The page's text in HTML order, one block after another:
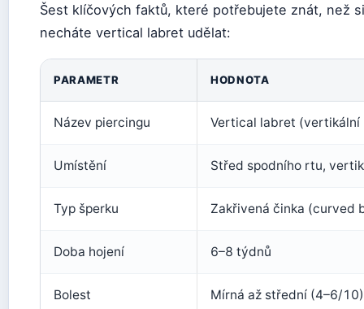
Šest klíčových faktů, které potřebujete znát, než si
necháte vertical labret udělat:
PARAMETR HODNOTA
Název piercingu Vertical labret (vertikální
Umístění Střed spodního rtu,
Typ šperku Zakřivená činka (curved
Doba hojení 6–8 týdnů
Bolest Mírná až střední (4–6/10)